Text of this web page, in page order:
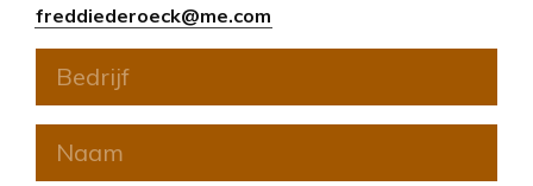
freddiederoeck@me.com